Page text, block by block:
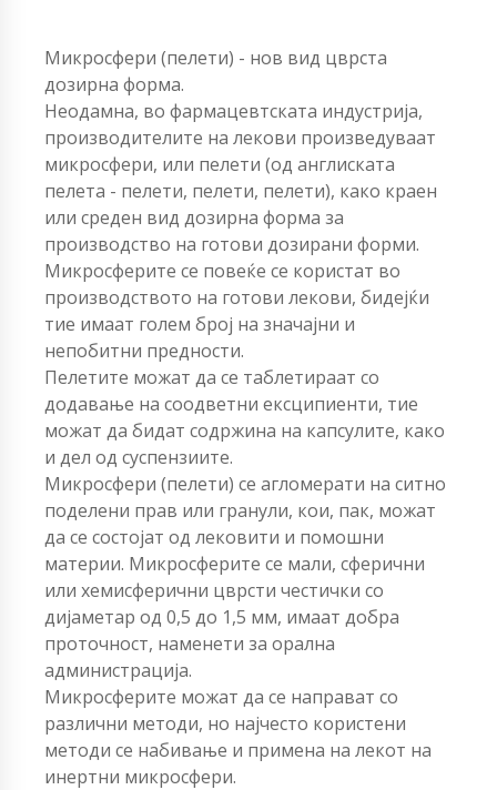
Микросфери (пелети) - нов вид цврста
дозирна форма.
Неодамна, во фармацевтската индустрија,
производителите на лекови произведуваат
микросфери, или пелети (од англиската
пелета - пелети, пелети, пелети), како краен
или среден вид дозирна форма за
производство на готови дозирани форми.
Микросферите се повеќе се користат во
производството на готови лекови, бидејќи
тие имаат голем број на значајни и
непобитни предности.
Пелетите можат да се таблетираат со
додавање на соодветни ексципиенти, тие
можат да бидат содржина на капсулите, како
и дел од суспензиите.
Микросфери (пелети) се агломерати на ситно
поделени прав или гранули, кои, пак, можат
да се состојат од лековити и помошни
материи. Микросферите се мали, сферични
или хемисферични цврсти честички со
дијаметар од 0,5 до 1,5 мм, имаат добра
проточност, наменети за орална
администрација.
Микросферите можат да се направат со
различни методи, но најчесто користени
методи се набивање и примена на лекот на
инертни микросфери.